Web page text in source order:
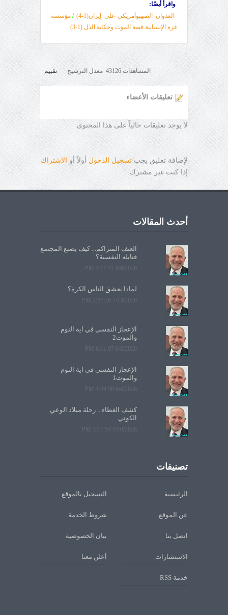
واقرأ أيضًا:
العدوان الصهيوأمريكي على إيران(1-4)
/ مؤسسة
غزة الإنسانية قصة الموت وحكاية الذل (1 -3
)
المشاهدات 43126 معدل الترشيح تقييم
تعليقات الأعضاء
لا يوجد تعليقات حالياً على هذا المحتوى
لإضافة تعليق يجب تسجيل الدخول أولاً أو
الاشتراك
إذا كنت غير مشترك
أحدث المقالات
العنف المتراكم... كيف يصنع المجتمع
قنابله النفسية؟
8/9/2026 4:11:57 PM
لماذا يعشق الناس الكرة؟
7/13/2026 2:27:26 PM
الإعجاز النفسي في آية النوم
والموت2
6/8/2026 6:11:07 PM
الإعجاز النفسي في آية النوم
والموت1
6/6/2026 4:24:58 PM
كشف الغطاء... رحلة ميلاد الوعي
الكوني
5/10/2026 3:17:54 PM
تصنيفات
الرئيسية التسجيل بالموقع
عن الموقع شروط الخدمة
اتصل بنا بيان الخصوصية
الاستشارات أعلن معنا
خدمة RSS